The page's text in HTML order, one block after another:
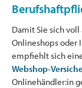
Damit Sie sich
Onlineshops oder
empfiehlt sich
Webshop-
Onlinehändler:in